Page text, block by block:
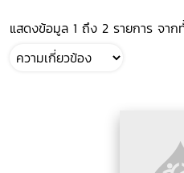
แสดงข้อมูล 1 ถึง 2 รายการ จา